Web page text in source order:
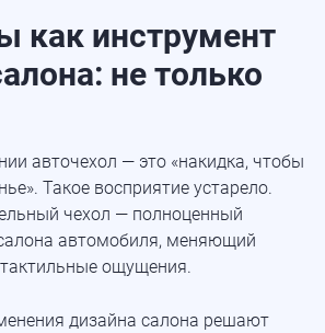
как инструмент
не только
авточехол — это «накидка, чтобы
Такое восприятие устарело.
чехол — полноценный
автомобиля, меняющий
тактильные ощущения.
дизайна салона решают